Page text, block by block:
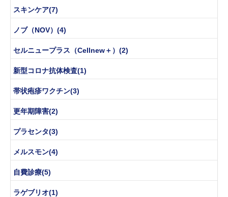
スキンケア(7)
ノブ（NOV）(4)
セルニュープラス（Cellnew＋）(2)
新型コロナ抗体検査(1)
帯状疱疹ワクチン(3)
更年期障害(2)
プラセンタ(3)
メルスモン(4)
自費診療(5)
ラゲブリオ(1)